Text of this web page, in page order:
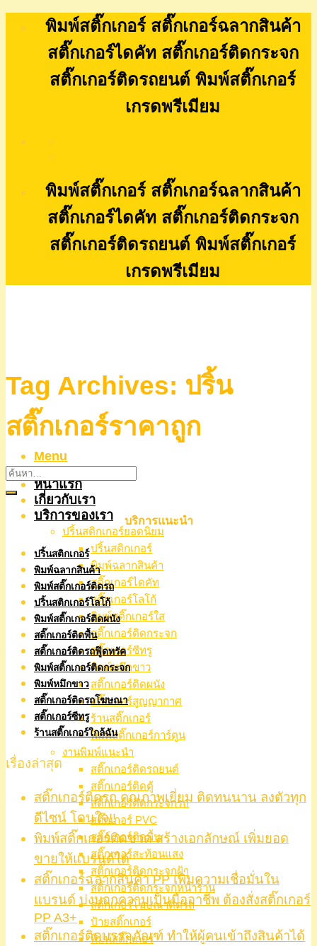
พิมพ์สติ๊กเกอร์ สติ๊กเกอร์ฉลากสินค้า
สติ๊กเกอร์ไดคัท สติ๊กเกอร์ติดกระจก
สติ๊กเกอร์ติดรถยนต์ พิมพ์สติ๊กเกอร์
เกรดพรีเมียม
พิมพ์สติ๊กเกอร์ สติ๊กเกอร์ฉลากสินค้า
สติ๊กเกอร์ไดคัท สติ๊กเกอร์ติดกระจก
สติ๊กเกอร์ติดรถยนต์ พิมพ์สติ๊กเกอร์
เกรดพรีเมียม
Menu
หน้าแรก
เกี่ยวกับเรา
บริการของเรา
ปริ้นสติกเกอร์ยอดนิยม
ปริ้นสติกเกอร์
พิมพ์ฉลากสินค้า
สติ๊กเกอร์ไดคัท
สติ๊กเกอร์โลโก้
พิมพ์สติ๊กเกอร์ใส
สติ๊กเกอร์ติดกระจก
สติ๊กเกอร์ซีทรู
พิมพ์หมึกขาว
สติ๊กเกอร์ติดผนัง
สติ๊กเกอร์สูญญากาศ
ร้านสติ๊กเกอร์
พิมพ์สติ๊กเกอร์การ์ตูน
งานพิมพ์แนะนำ
สติ๊กเกอร์ติดรถยนต์
สติ๊กเกอร์ติดตู้
สติ๊กเกอร์ติดกระจกรถ
สติ๊กเกอร์ PVC
สติ๊กเกอร์ติดพื้น
สติ๊กเกอร์สะท้อนแสง
สติ๊กเกอร์ติดกระจกฝ้า
สติ๊กเกอร์ติดกระจกหน้าร้าน
สติ๊กเกอร์โฆษณาติดรถ
ป้ายสติ๊กเกอร์
พิมพ์สติ๊กเกอร์
Tag Archives: ปริ้น
สติ๊กเกอร์ราคาถูก
บริการแนะนำ
ปริ้นสติกเกอร์
พิมพ์ฉลากสินค้า
พิมพ์สติ๊กเกอร์ติดรถ
ปริ้นสติกเกอร์โลโก้
พิมพ์สติ๊กเกอร์ติดผนัง
สติ๊กเกอร์ติดพื้น
สติ๊กเกอร์ติดรถฟู๊ดทรัค
พิมพ์สติ๊กเกอร์ติดกระจก
พิมพ์หมึกขาว
สติ๊กเกอร์ติดรถโฆษณา
สติ๊กเกอร์ซีทรู
ร้านสติ๊กเกอร์ใกล้ฉัน
เรื่องล่าสุด
สติ๊กเกอร์ติดรถ คุณภาพเยี่ยม ติดทนนาน ลงตัวทุก
ดีไซน์ โดนใจ!!
พิมพ์สติ๊กเกอร์ติดขวด สร้างเอกลักษณ์ เพิ่มยอด
ขายให้แบรนด์ได้
สติ๊กเกอร์ฉลากสินค้า PP เพิ่มความเชื่อมั่นใน
แบรนด์ บ่งบอกความเป็นมืออาชีพ ต้องสั่งสติ๊กเกอร์
PP A3+
สติ๊กเกอร์ติดบรรจุภัณฑ์ ทำให้ผู้คนเข้าถึงสินค้าได้